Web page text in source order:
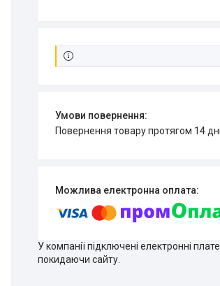
повернення товару протягом 14
У компанії підключені електронні
покидаючи сайту.